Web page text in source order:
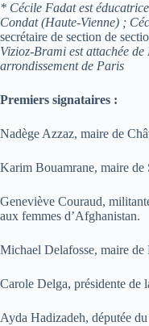
* Cécile Fadat est
Condat (Haute-Vienne) ;
secrétaire de section de
Vizioz-Brami est attachée de
arrondissement de Paris
Premiers signataires :
Nadège Azzaz, maire de
Karim Bouamrane, maire de
Geneviève Couraud,
aux femmes d’Afghanistan.
Michael Delafosse, maire
Carole Delga, présidente de
Ayda Hadizadeh, députée